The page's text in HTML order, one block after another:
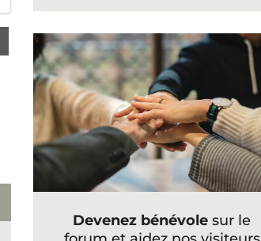
Devenez bénévole sur le